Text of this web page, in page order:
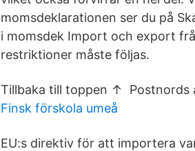
momsdeklarationen ser du på
i momsdek Import och export
restriktioner måste följas.
Tillbaka till toppen ↑ Postnords
Finsk förskola umeå
EU:s direktiv för att importera